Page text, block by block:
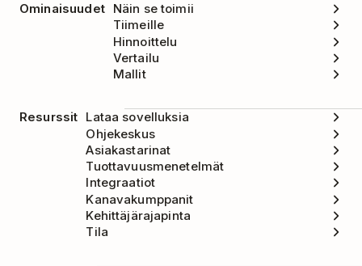
Ominaisuudet Näin se toimii
Tiimeille
Hinnoittelu
Vertailu
Mallit
Resurssit Lataa sovelluksia
Ohjekeskus
Asiakastarinat
Tuottavuusmenetelmät
Integraatiot
Kanavakumppanit
Kehittäjärajapinta
Tila